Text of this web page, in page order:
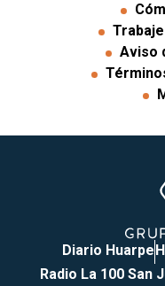
Aviso
Diario Huarpe
Radio La 100 San